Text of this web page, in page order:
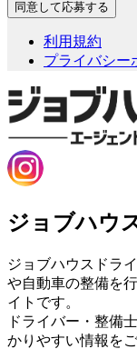
利用規約
プライバシー
ジョブハウ
ジョブハウスドラ
や自動車の整備を
イトです。
ドライバー・整備
かりやすい情報を